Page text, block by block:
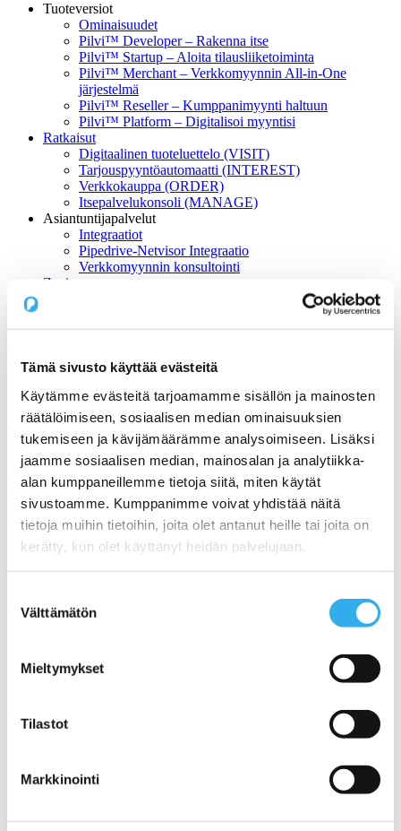
Tämä sivusto käyttää evästeitä
Käytämme evästeitä tarjoamamme sisällön ja mainosten
räätälöimiseen, sosiaalisen median ominaisuuksien
tukemiseen ja kävijämäärämme analysoimiseen. Lisäksi
jaamme sosiaalisen median, mainosalan ja analytiikka-
alan kumppaneillemme tietoja siitä, miten käytät
sivustoamme. Kumppanimme voivat yhdistää näitä
tietoja muihin tietoihin, joita olet antanut heille tai joita on
kerätty, kun olet käyttänyt heidän palvelujaan.
valinta
Välttämätön
Mieltymykset
Tilastot
Markkinointi
Tuoteversiot
Ominaisuudet
Pilvi™ Developer – Rakenna itse
Pilvi™ Startup – Aloita tilausliiketoiminta
Pilvi™ Merchant – Verkkomyynnin All-in-One
järjestelmä
Pilvi™ Reseller – Kumppanimyynti haltuun
Pilvi™ Platform – Digitalisoi myyntisi
Ratkaisut
Digitaalinen tuoteluettelo (VISIT)
Tarjouspyyntöautomaatti (INTEREST)
Verkkokauppa (ORDER)
Itsepalvelukonsoli (MANAGE)
Asiantuntijapalvelut
Integraatiot
Pipedrive-Netvisor Integraatio
Verkkomyynnin konsultointi
Zapier
Hinnat ja versiot
Älä ole ihmis-API 🐵
Stripe – Esittely
Stripe – Tuotteet
Stripe – Konsultointi
Hinnoittelu
Referenssit
Pilven Asiakkaita
Case: Wolt – Asiantuntija säästää aikaa ja vaivaa
Case: Routa – Mediatuotteiden myynnin digitalisointi
Case: Louhi – Verkkosivu-uudistus (suunnittelu,
toteutus, wordpress)
Case: Saashop – SaaS-palveuiden markkinapaikka
Case: GDPRdesk – SaaS-tuotteen verkkomyynnin
Case: Cuckoo Workout – SaaS-yhtiön verkkosivut ja
tuotteistuksen hiominen
Lue
Pilvi™ Developer – Rakenna itse
järjestelmä